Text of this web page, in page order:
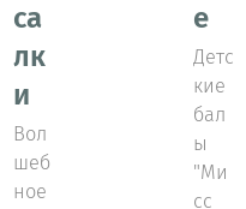
са
лк
и
Вол
шеб
ное
е
Детс
кие
бал
ы
"Ми
сс